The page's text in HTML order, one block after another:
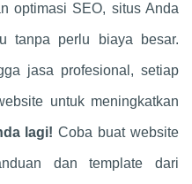
optimasi SEO, situs Anda
tanpa perlu biaya besar.
jasa profesional, setiap
untuk meningkatkan
lagi! Coba buat website
dan template dari